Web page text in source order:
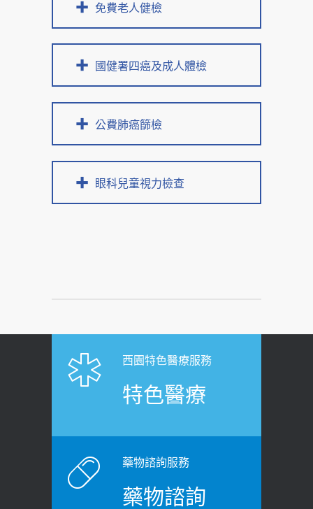
免費老人健檢
國健署四癌及成人體檢
公費肺癌篩檢
眼科兒童視力檢查
西園特色醫療服務
特色醫療
藥物諮詢服務
藥物諮詢